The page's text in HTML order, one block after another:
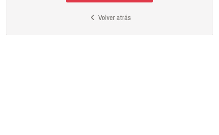
Volver atrás